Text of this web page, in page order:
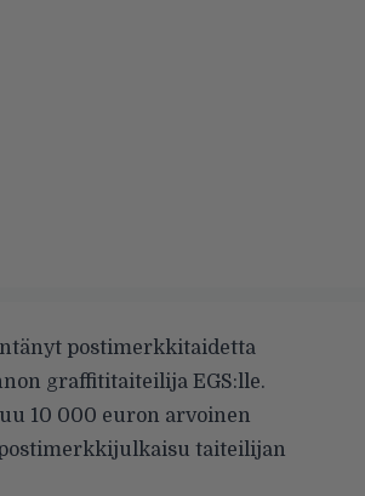
postimerkkitaidetta
graffititaiteilija EGS:lle.
10 000 euron arvoinen
taiteilijan